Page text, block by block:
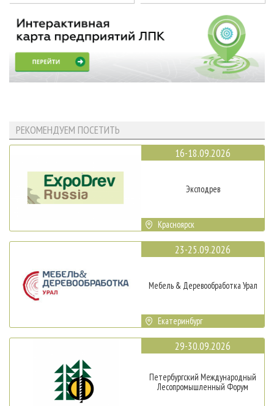
РЕКОМЕНДУЕМ ПОСЕТИТЬ
16-18.09.2026
Эксподрев
Красноярск
23-25.09.2026
Мебель & Деревообработка Урал
Екатеринбург
29-30.09.2026
Петербургский Международный
Лесопромышленный Форум